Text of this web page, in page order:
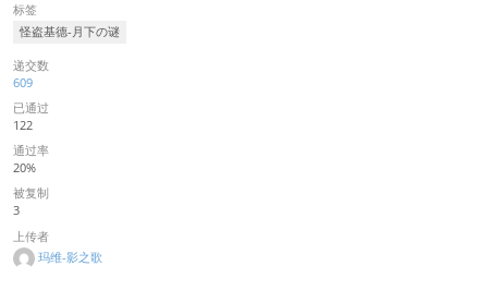
标签
怪盗基德-月下の谜
递交数
609
已通过
122
通过率
20%
被复制
3
上传者
玛维-影之歌